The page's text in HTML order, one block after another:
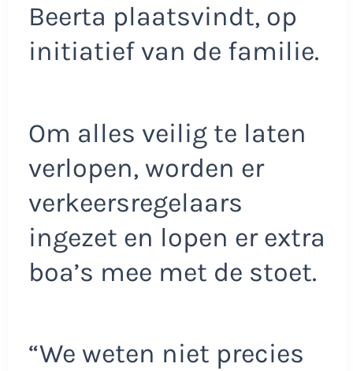
Beerta plaatsvindt, op
initiatief van de familie.
Om alles veilig te laten
verlopen, worden er
verkeersregelaars
ingezet en lopen er extra
boa’s mee met de stoet.
“We weten niet precies